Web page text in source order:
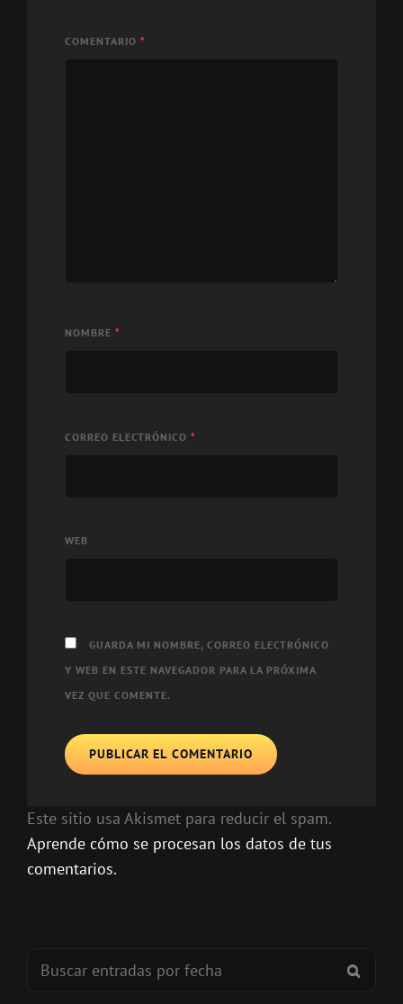
COMENTARIO *
NOMBRE *
CORREO ELECTRÓNICO *
WEB
GUARDA MI NOMBRE, CORREO ELECTRÓNICO
Y WEB EN ESTE NAVEGADOR PARA LA PRÓXIMA
VEZ QUE COMENTE.
Este sitio usa Akismet para reducir el spam.
Aprende cómo se procesan los datos de tus
comentarios.
Buscar: